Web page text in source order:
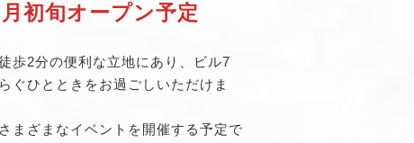
初旬オープン予定
歩2分の便利な立地にあり、ビル7
ぐひとときをお過ごしいただけま
まざまなイベントを開催する予定で